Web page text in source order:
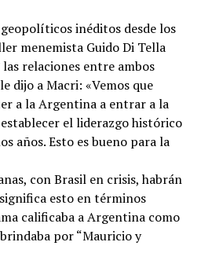
inéditos desde los
menemista Guido Di Tella
relaciones entre ambos
dijo a Macri: «Vemos que
a la Argentina a entrar a la
el liderazgo histórico
años. Esto es bueno para la
con Brasil en crisis, habrán
esto en términos
calificaba a Argentina como
por “Mauricio y